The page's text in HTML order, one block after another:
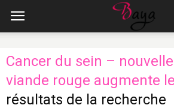
Cancer du sein –
viande rouge augmente
résultats de la recherche